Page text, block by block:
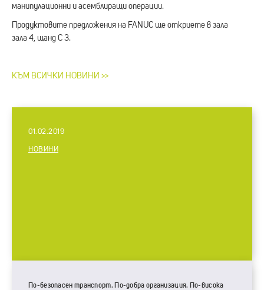
01.02.2019
НОВИНИ
По-безопасен транспорт. По-добра организация. По-висока
манипулационни и асемблиращи операции.
Продуктовите предложения на FANUC ще откриете в зала
зала 4, щанд C 3.
КЪМ ВСИЧKИ НОВИНИ >>